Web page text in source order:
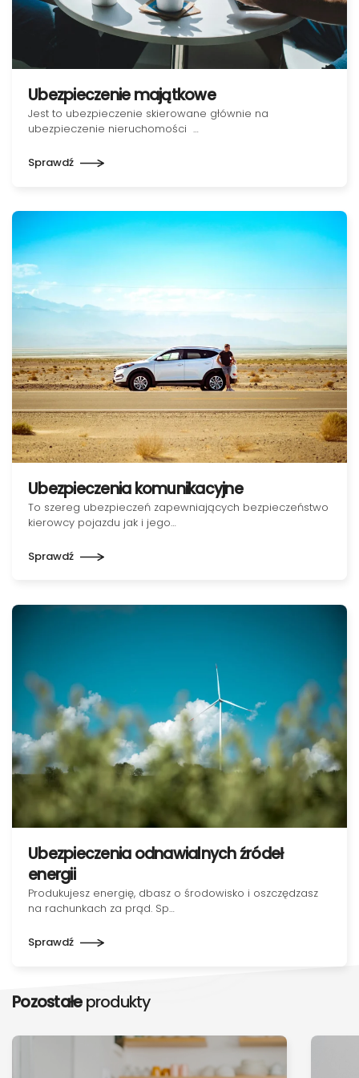
Ubezpieczenie majątkowe
Jest to ubezpieczenie skierowane głównie na
ubezpieczenie nieruchomości …
Sprawdź
Ubezpieczenia komunikacyjne
To szereg ubezpieczeń zapewniających bezpieczeństwo
kierowcy pojazdu jak i jego…
Sprawdź
Ubezpieczenia odnawialnych źródeł
energii
Produkujesz energię, dbasz o środowisko i oszczędzasz
na rachunkach za prąd. Sp…
Sprawdź
Pozostałeprodukty